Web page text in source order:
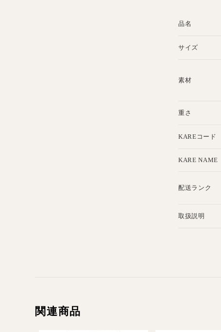
品名
サイズ
素材
重さ
KAREコード
KARE NAME
配送ランク
取扱説明
関連商品